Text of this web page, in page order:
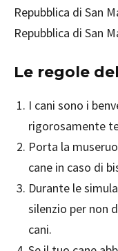
Repubblica di San
Repubblica di San
Le regole
I cani sono i
rigorosamente
Porta la
cane in caso di
Durante le
silenzio per non
cani.